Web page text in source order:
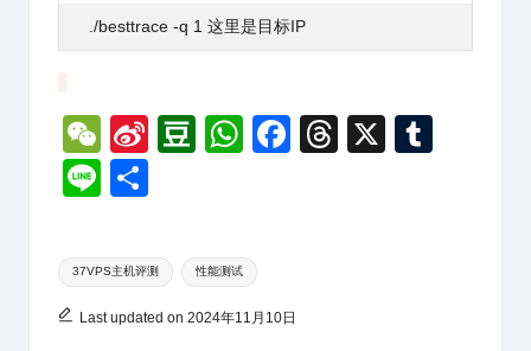
./besttrace -q 1 这里是目标IP
W
e
C
h
at
Si
W
ei
b
D
b
a
n
W
s
A
p
F
o
T
X
Li
e
Tags:
37VPS主机评测 性能测试
Last updated on 2024年11月10日